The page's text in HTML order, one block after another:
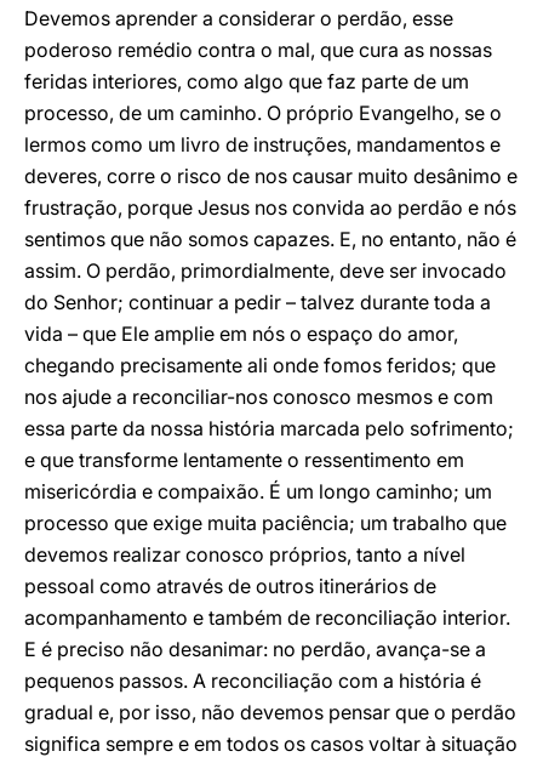
Devemos aprender a considerar o perdão, esse
poderoso remédio contra o mal, que cura as nossas
feridas interiores, como algo que faz parte de um
processo, de um caminho. O próprio Evangelho, se o
lermos como um livro de instruções, mandamentos e
deveres, corre o risco de nos causar muito desânimo e
frustração, porque Jesus nos convida ao perdão e nós
sentimos que não somos capazes. E, no entanto, não é
assim. O perdão, primordialmente, deve ser invocado
do Senhor; continuar a pedir – talvez durante toda a
vida – que Ele amplie em nós o espaço do amor,
chegando precisamente ali onde fomos feridos; que
nos ajude a reconciliar-nos conosco mesmos e com
essa parte da nossa história marcada pelo sofrimento;
e que transforme lentamente o ressentimento em
misericórdia e compaixão. É um longo caminho; um
processo que exige muita paciência; um trabalho que
devemos realizar conosco próprios, tanto a nível
pessoal como através de outros itinerários de
acompanhamento e também de reconciliação interior.
E é preciso não desanimar: no perdão, avança-se a
pequenos passos. A reconciliação com a história é
gradual e, por isso, não devemos pensar que o perdão
significa sempre e em todos os casos voltar à situação